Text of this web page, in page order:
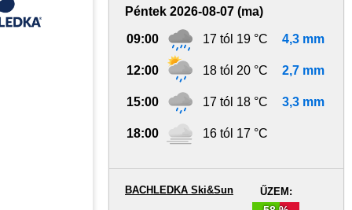
Péntek 2026-08-07 (ma)
09:00 17 tól 19 °C 4,3 mm
12:00 18 tól 20 °C 2,7 mm
15:00 17 tól 18 °C 3,3 mm
18:00 16 tól 17 °C
ŰZEM:
BACHLEDKA Ski&Sun